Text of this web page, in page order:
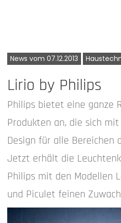
News vom 07.12.2013
Lirio by Philips
Philips bietet eine ganze
Produkten an, die sich
Design für alle Bereichen
Jetzt erhält die
Philips mit den Modellen
und Piculet feinen